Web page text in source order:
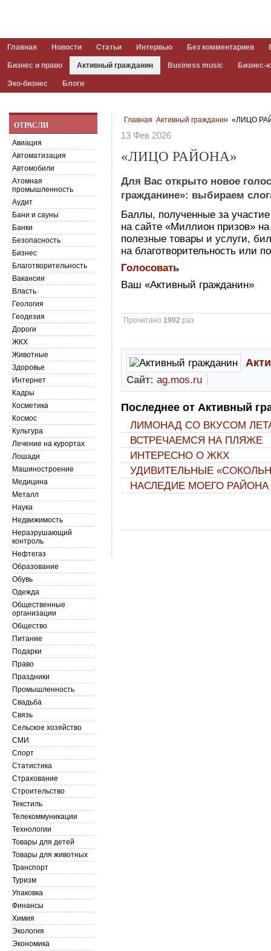
Главная Новости Статьи Интервью Без комментариев
Бизнес и право Активный гражданин Business music Бизнес-
Эко-бизнес Блоги
Главная Активный гражданин «ЛИЦО
13 Фев 2026
«ЛИЦО РАЙОНА»
Для Вас открыто новое
гражданине»: выбираем
Баллы, полученные за
на сайте «Миллион призов»
полезные товары и услуги,
на благотворительность или
Голосовать
Ваш «Активный гражданин»
Прочитано1902 раз
Сайт:ag.mos.ru
Последнее от Активный
ЛИМОНАД СО ВКУСОМ
ВСТРЕЧАЕМСЯ НА ПЛЯЖЕ
ИНТЕРЕСНО О ЖКХ
УДИВИТЕЛЬНЫЕ
НАСЛЕДИЕ МОЕГО РАЙОНА
ОТРАСЛИ
Авиация
Автоматизация
Автомобили
Атомная
промышленность
Аудит
Бани и сауны
Банки
Безопасность
Бизнес
Благотворительность
Вакансии
Власть
Геология
Геодезия
Дороги
ЖКХ
Животные
Здоровье
Интернет
Кадры
Косметика
Космос
Культура
Лечение на курортах
Лошади
Машиностроение
Медицина
Металл
Наука
Недвижимость
Неразрушающий
контроль
Нефтегаз
Образование
Обувь
Одежда
Общественные
организации
Общество
Питание
Подарки
Право
Праздники
Промышленность
Свадьба
Связь
Сельское хозяйство
СМИ
Спорт
Статистика
Страхование
Строительство
Текстиль
Телекоммуникации
Технологии
Товары для детей
Товары для животных
Транспорт
Туризм
Упаковка
Финансы
Химия
Экология
Экономика